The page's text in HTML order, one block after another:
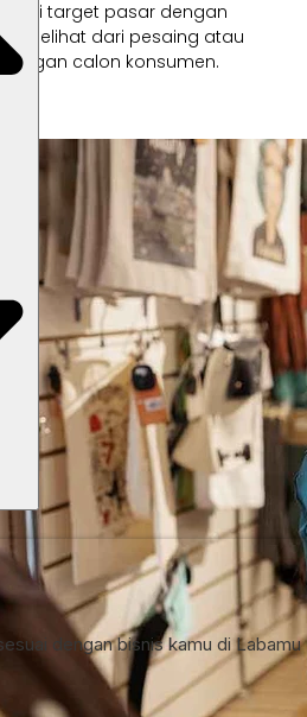
dengan bisnis kamu di Labamu
target pasar dengan
melihat dari pesaing atau
calon konsumen.